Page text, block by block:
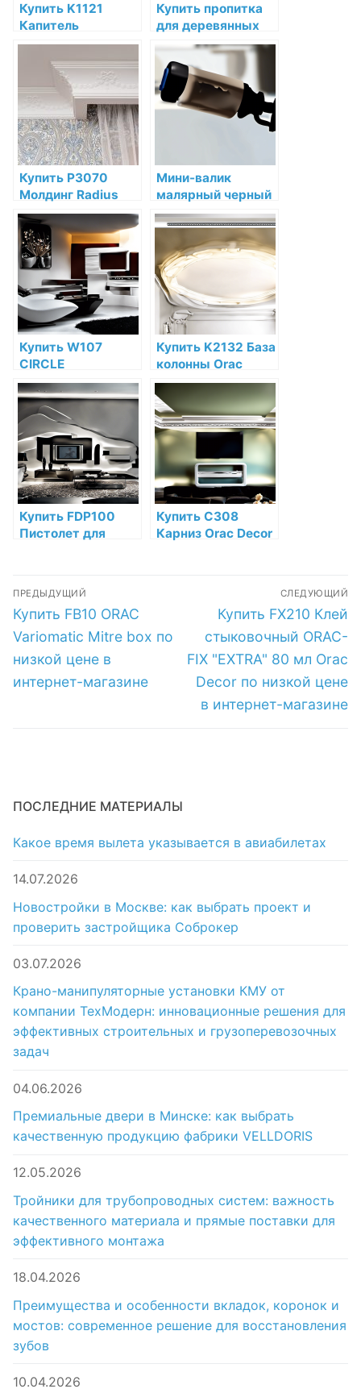
Купить K1121
Капитель
полуколонны Orac
Decor
Дюрополимер
Orac Decor по
низкой цене в
интернет-
магазине
Купить пропитка
для деревянных
фасадов
superdeck log
home & deck wb
stain по низкой
цене в СПб
Купить P3070
Молдинг Radius
Orac Decor
Полиуретан по
низкой цене в
интернет-
магазине
Мини-валик
малярный черный
Sherwin Willaims
Поролон 10 см для
красок Sherwin-
Williams купить по
низкой цене в СПб
Купить W107
CIRCLE
Декоративная
панель Orac Decor
Полиуретан Orac
Decor по низкой
цене в интернет-
магазине
Купить K2132 База
колонны Orac
Decor Полиуретан
по низкой цене в
интернет-
магазине
Купить FDP100
Пистолет для
низкой цене в
интернет-
магазине
Купить C308
Карниз Orac Decor
Навигация
по
записям
ПРЕДЫДУЩИЙ
Предыдущая
запись:
Купить FB10 ORAC
Variomatic Mitre box по
низкой цене в
интернет-магазине
СЛЕДУЮЩИЙ
Следующая
запись:
Купить FX210 Клей
стыковочный ORAC-
FIX "EXTRA" 80 мл Orac
Decor по низкой цене
в интернет-магазине
ПОСЛЕДНИЕ МАТЕРИАЛЫ
Какое время вылета указывается в авиабилетах
14.07.2026
Новостройки в Москве: как выбрать проект и
проверить застройщика Соброкер
03.07.2026
Крано-манипуляторные установки КМУ от
компании ТехМодерн: инновационные решения для
эффективных строительных и грузоперевозочных
задач
04.06.2026
Премиальные двери в Минске: как выбрать
качественную продукцию фабрики VELLDORIS
12.05.2026
Тройники для трубопроводных систем: важность
качественного материала и прямые поставки для
эффективного монтажа
18.04.2026
Преимущества и особенности вкладок, коронок и
мостов: современное решение для восстановления
зубов
10.04.2026